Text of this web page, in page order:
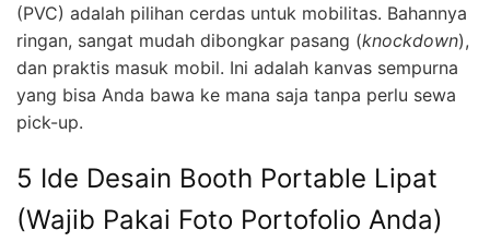
(PVC) adalah pilihan cerdas untuk mobilitas. Bahannya
ringan, sangat mudah dibongkar pasang (knockdown),
dan praktis masuk mobil. Ini adalah kanvas sempurna
yang bisa Anda bawa ke mana saja tanpa perlu sewa
pick-up.
5 Ide Desain Booth Portable Lipat
(Wajib Pakai Foto Portofolio Anda)